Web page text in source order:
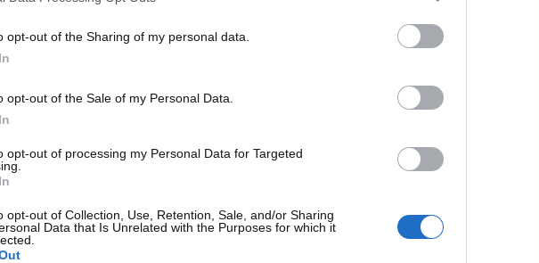
opt-out of the Sharing of my personal data.
opt-out of the Sale of my Personal Data.
opt-out of processing my Personal Data for Targeted
opt-out of Collection, Use, Retention, Sale, and/or Sharing
Data that Is Unrelated with the Purposes for which it
le nuove regole.
la legge
ed i limiti: ora, gli Autovelox potranno essere
non è inferiore a 50km/h. Nel caso di strade extra
20 chilometri orari in confronto a quanto previsto dal
autostrada si può viaggiare al massimo a 130 chilometri
il limite è di 100 chilometri all’ora.